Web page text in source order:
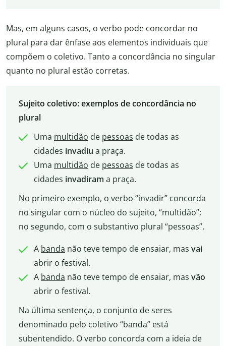
Mas, em alguns casos, o verbo pode concordar no
plural para dar ênfase aos elementos individuais que
compõem o coletivo. Tanto a concordância no singular
quanto no plural estão corretas.
Sujeito coletivo: exemplos de concordância no
plural
Uma multidão de pessoas de todas as
cidades invadiu a praça.
Uma multidão de pessoas de todas as
cidades invadiram a praça.
No primeiro exemplo, o verbo “invadir” concorda
no singular com o núcleo do sujeito, “multidão”;
no segundo, com o substantivo plural “pessoas”.
A banda não teve tempo de ensaiar, mas vai
abrir o festival.
A banda não teve tempo de ensaiar, mas vão
abrir o festival.
Na última sentença, o conjunto de seres
denominado pelo coletivo “banda” está
subentendido. O verbo concorda com a ideia de